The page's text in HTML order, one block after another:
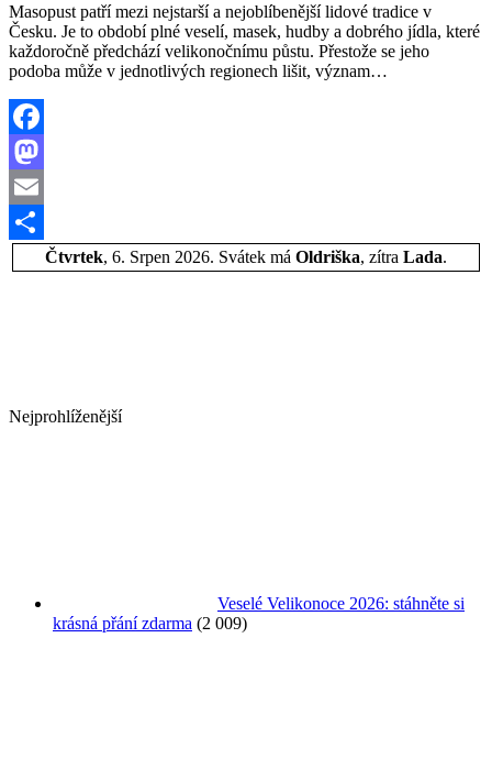
Masopust patří mezi nejstarší a nejoblíbenější lidové tradice v
Česku. Je to období plné veselí, masek, hudby a dobrého jídla, které
každoročně předchází velikonočnímu půstu. Přestože se jeho
podoba může v jednotlivých regionech lišit, význam…
Facebook
Mastodon
Email
ShareČtvrtek, 6. Srpen 2026. Svátek má Oldriška, zítra Lada.
Nejprohlíženější
Veselé Velikonoce 2026: stáhněte si
krásná přání zdarma (2 009)